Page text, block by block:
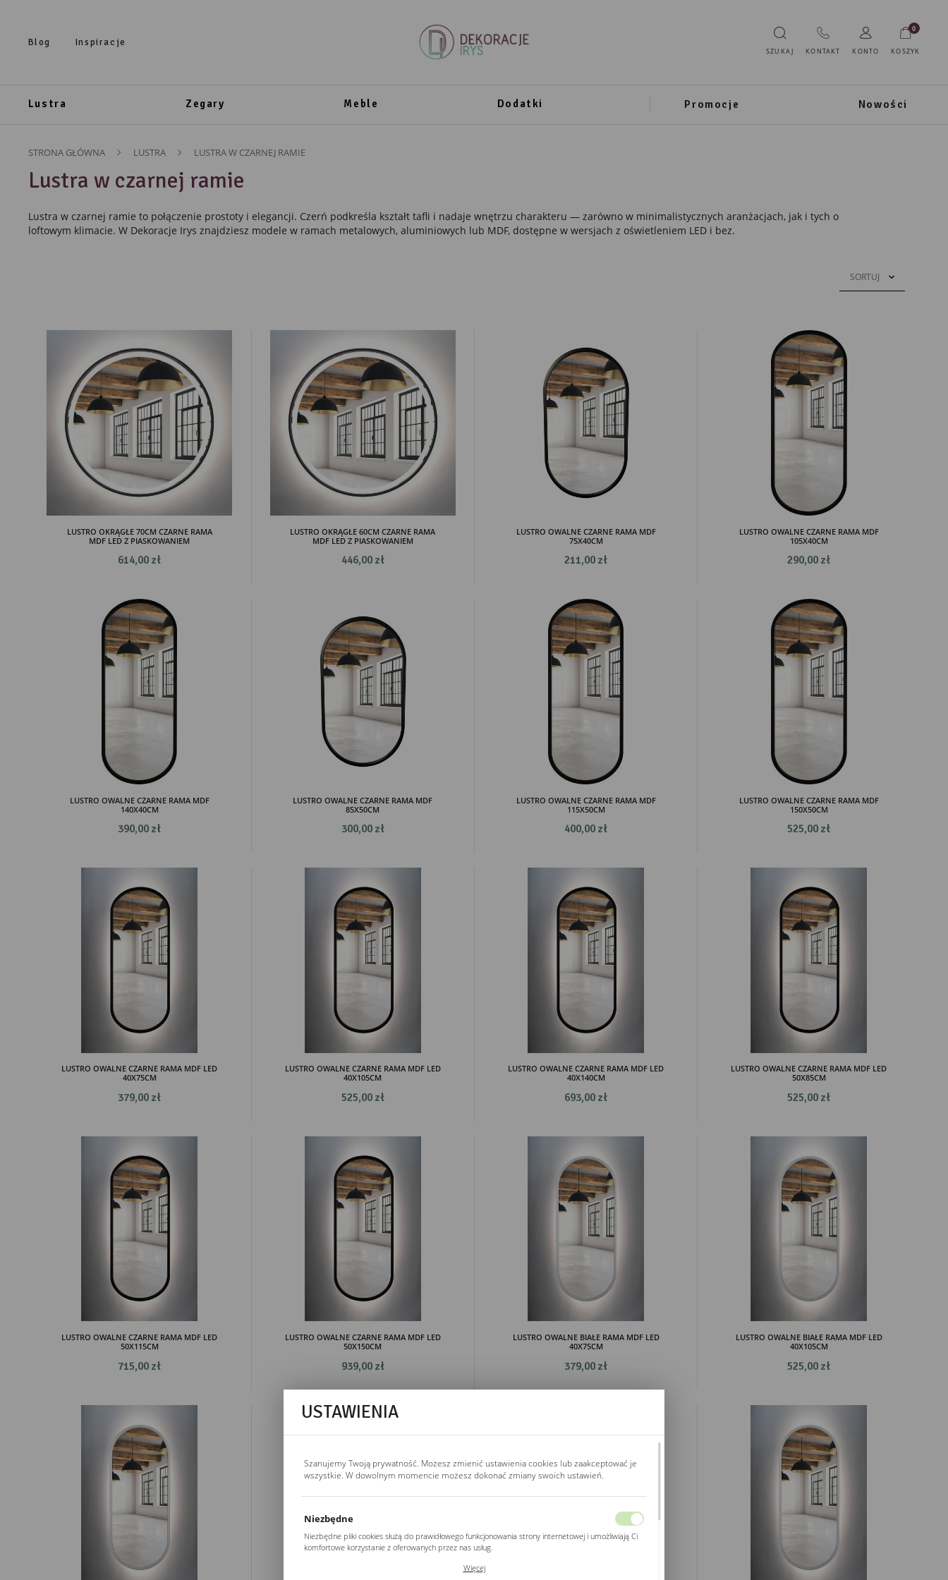
Blog Inspiracje
SZUKAJ KONTAKT KONTO KOSZYK
0
Lustra Zegary Meble Dodatki Promocje Nowości
STRONA GŁÓWNA LUSTRA LUSTRA W CZARNEJ RAMIE
Lustra w czarnej ramie
Lustra w czarnej ramie to połączenie prostoty i elegancji. Czerń podkreśla kształt tafli i nadaje wnętrzu charakteru — zarówno w minimalistycznych aranżacjach, jak i tych o
loftowym klimacie. W Dekoracje Irys znajdziesz modele w ramach metalowych, aluminiowych lub MDF, dostępne w wersjach z oświetleniem LED i bez.
SORTUJ
LUSTRO OKRĄGŁE 70CM CZARNE RAMA
MDF LED Z PIASKOWANIEM
614,00 zł
LUSTRO OKRĄGŁE 60CM CZARNE RAMA
MDF LED Z PIASKOWANIEM
446,00 zł
LUSTRO OWALNE CZARNE RAMA MDF
75X40CM
211,00 zł
LUSTRO OWALNE CZARNE RAMA MDF
105X40CM
290,00 zł
LUSTRO OWALNE CZARNE RAMA MDF
140X40CM
390,00 zł
LUSTRO OWALNE CZARNE RAMA MDF
85X50CM
300,00 zł
LUSTRO OWALNE CZARNE RAMA MDF
115X50CM
400,00 zł
LUSTRO OWALNE CZARNE RAMA MDF
150X50CM
525,00 zł
LUSTRO OWALNE CZARNE RAMA MDF LED
40X75CM
379,00 zł
LUSTRO OWALNE CZARNE RAMA MDF LED
40X105CM
525,00 zł
LUSTRO OWALNE CZARNE RAMA MDF LED
40X140CM
693,00 zł
LUSTRO OWALNE CZARNE RAMA MDF LED
50X85CM
525,00 zł
LUSTRO OWALNE CZARNE RAMA MDF LED
50X115CM
715,00 zł
LUSTRO OWALNE CZARNE RAMA MDF LED
50X150CM
939,00 zł
LUSTRO OWALNE BIAŁE RAMA MDF LED
40X75CM
379,00 zł
LUSTRO OWALNE BIAŁE RAMA MDF LED
40X105CM
525,00 zł
USTAWIENIA
Szanujemy Twoją prywatność. Możesz zmienić ustawienia cookies lub zaakceptować je
wszystkie. W dowolnym momencie możesz dokonać zmiany swoich ustawień.
Niezbędne
Niezbędne pliki cookies służą do prawidłowego funkcjonowania strony internetowej i umożliwiają Ci
komfortowe korzystanie z oferowanych przez nas usług.
Twoich ustawień preferencji prywatności, logowania czy wypełniania formularzy. Dzięki plikom
Więcej